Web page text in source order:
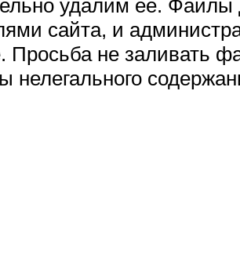
удалим её.
сайта, и
Просьба не заливать
нелегального